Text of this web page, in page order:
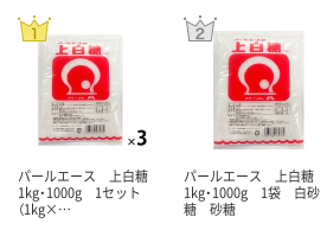
パールエース 上白糖
1kg・1000g 1セット
（1kg×…
パールエース 上白糖
1kg・1000g 1袋 白砂
糖 砂糖